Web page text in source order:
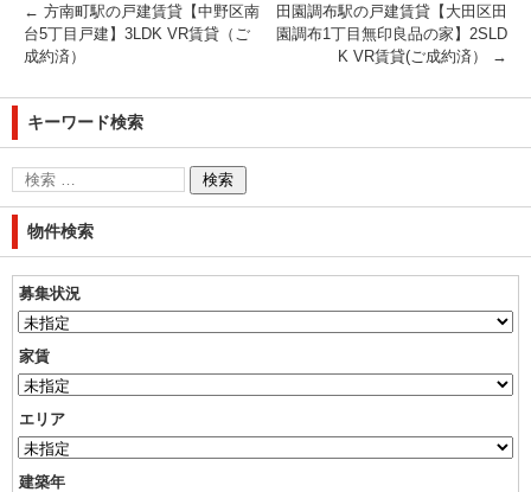
← 方南町駅の戸建賃貸【中野区南
台5丁目戸建】3LDK VR賃貸（ご
成約済）
田園調布駅の戸建賃貸【大田区田
園調布1丁目無印良品の家】2SLD
K VR賃貸(ご成約済）
→
キーワード検索
物件検索
募集状況
家賃
エリア
建築年